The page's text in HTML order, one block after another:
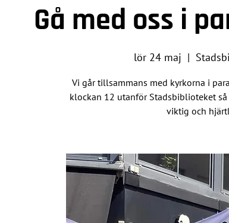
Gå med oss i
lör 24 maj
  |
Vi går tillsammans med kyrkorna i
klockan 12 utanför Stadsbiblioteket
viktig och